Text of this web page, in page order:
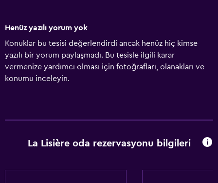
Henüz yazılı yorum yok
Konuklar bu tesisi değerlendirdi ancak henüz hiç kimse
yazılı bir yorum paylaşmadı. Bu tesisle ilgili karar
vermenize yardımcı olması için fotoğrafları, olanakları ve
konumu inceleyin.
La Lisière oda rezervasyonu bilgileri